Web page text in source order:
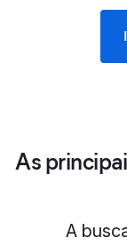
As
A